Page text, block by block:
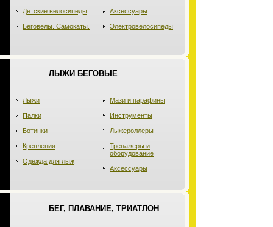
Детские велосипеды
Беговелы. Самокаты.
Аксессуары
Электровелосипеды
ЛЫЖИ БЕГОВЫЕ
Лыжи
Палки
Ботинки
Крепления
Одежда для лыж
Мази и парафины
Инструменты
Лыжероллеры
Тренажеры и
оборудование
Аксессуары
БЕГ, ПЛАВАНИЕ, ТРИАТЛОН